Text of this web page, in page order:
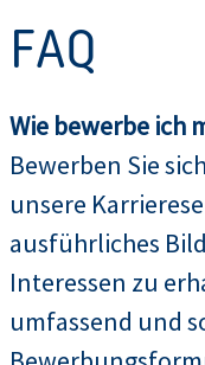
FAQ
Wie bewerbe ich
Bewerben Sie
unsere
ausführliches
Interessen zu
umfassend und